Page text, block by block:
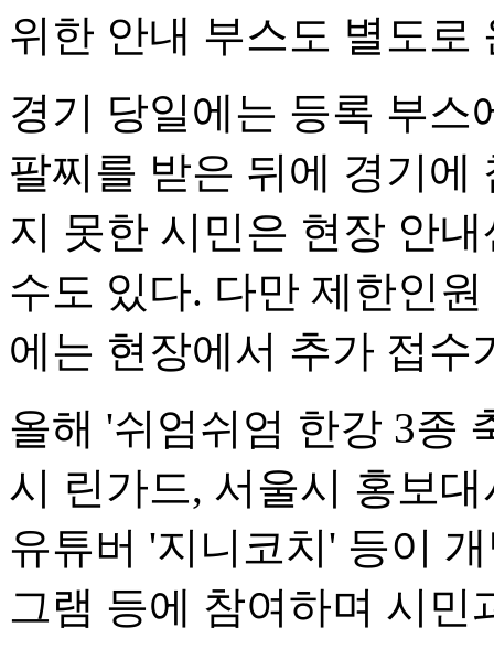
위한 안내 부스도 별도로
경기 당일에는 등록 부스
팔찌를 받은 뒤에 경기에
지 못한 시민은 현장 안
수도 있다. 다만 제한인
에는 현장에서 추가 접수
올해 '쉬엄쉬엄 한강 3종
시 린가드, 서울시 홍보
유튜버 '지니코치' 등이
그램 등에 참여하며 시민